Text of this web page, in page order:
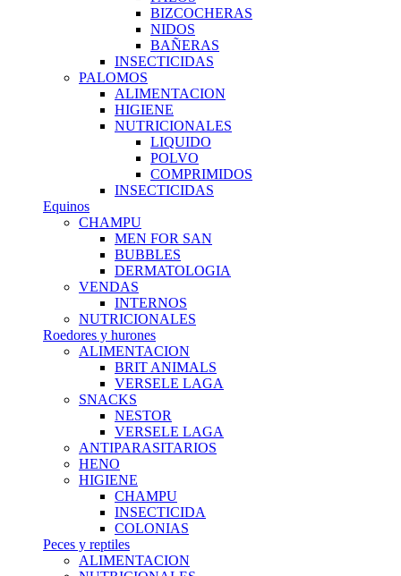
BIZCOCHERAS
NIDOS
BAÑERAS
INSECTICIDAS
PALOMOS
ALIMENTACION
HIGIENE
NUTRICIONALES
LIQUIDO
POLVO
COMPRIMIDOS
INSECTICIDAS
Equinos
CHAMPU
MEN FOR SAN
BUBBLES
DERMATOLOGIA
VENDAS
INTERNOS
NUTRICIONALES
Roedores y hurones
ALIMENTACION
BRIT ANIMALS
VERSELE LAGA
SNACKS
NESTOR
VERSELE LAGA
ANTIPARASITARIOS
HENO
HIGIENE
CHAMPU
INSECTICIDA
COLONIAS
Peces y reptiles
ALIMENTACION